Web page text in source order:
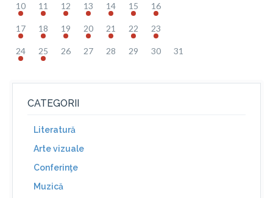
10 11 12 13 14 15 16
17 18 19 20 21 22 23
24 25 26 27 28 29 30 31
CATEGORII
Literatură
Arte vizuale
Conferinţe
Muzică